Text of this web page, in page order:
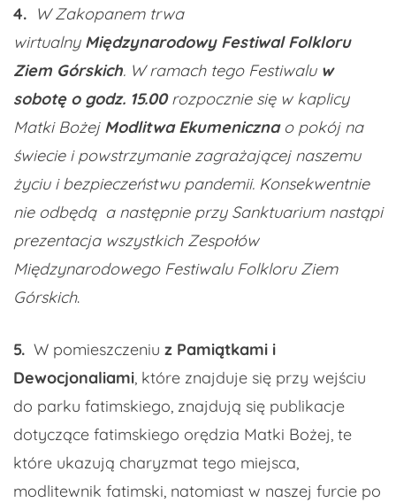
4. W Zakopanem trwa
wirtualny Międzynarodowy Festiwal Folkloru
Ziem Górskich. W ramach tego Festiwalu w
sobotę o godz. 15.00rozpocznie się w kaplicy
Matki Bożej Modlitwa Ekumenicznao pokój na
świecie i powstrzymanie zagrażającej naszemu
życiu i bezpieczeństwu pandemii. Konsekwentnie
nie odbędą a następnie przy Sanktuarium nastąpi
prezentacja wszystkich Zespołów
Międzynarodowego Festiwalu Folkloru Ziem
Górskich.
5. W pomieszczeniu z Pamiątkami i
Dewocjonaliami, które znajduje się przy wejściu
do parku fatimskiego, znajdują się publikacje
dotyczące fatimskiego orędzia Matki Bożej, te
które ukazują charyzmat tego miejsca,
modlitewnik fatimski, natomiast w naszej furcie po